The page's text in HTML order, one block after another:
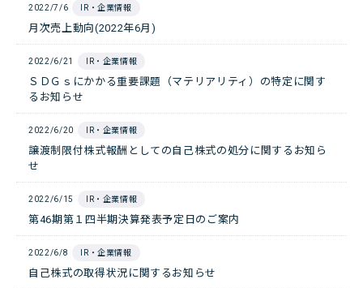
2022/7/6 IR・企業情報
月次売上動向(2022年6月)
2022/6/21 IR・企業情報
ＳＤＧｓにかかる重要課題（マテリアリティ）の特定に関す
るお知らせ
2022/6/20 IR・企業情報
譲渡制限付株式報酬としての自己株式の処分に関するお知ら
せ
2022/6/15 IR・企業情報
第46期第１四半期決算発表予定日のご案内
2022/6/8 IR・企業情報
自己株式の取得状況に関するお知らせ